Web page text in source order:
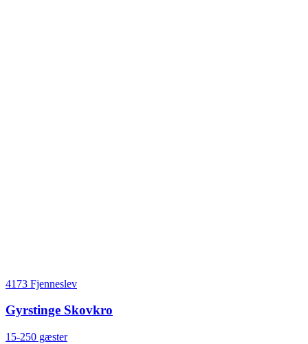
4173 Fjenneslev
Gyrstinge Skovkro
15-250 gæster